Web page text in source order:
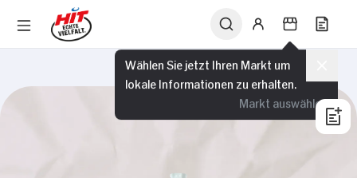
Wählen Sie jetzt Ihren Markt um
lokale Informationen zu erhalten.
Markt auswählen